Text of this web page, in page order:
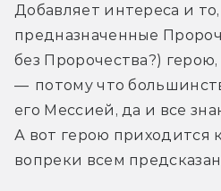
Добавляет интереса и
предназначенные
без Пророчества?)
—  потому что
его Мессией, да и все
А вот герою приходится
вопреки всем